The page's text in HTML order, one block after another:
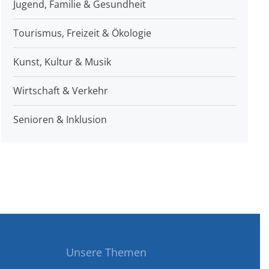
Jugend, Familie & Gesundheit
Tourismus, Freizeit & Ökologie
Kunst, Kultur & Musik
Wirtschaft & Verkehr
Senioren & Inklusion
Unsere Themen